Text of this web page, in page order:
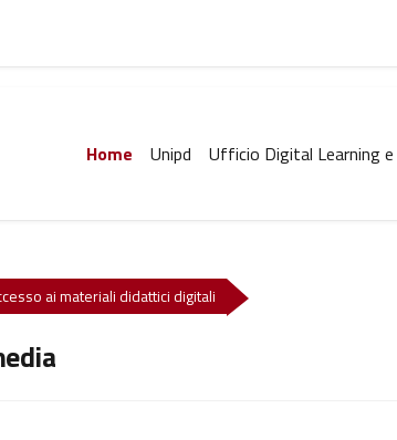
Home Unipd Ufficio Digital Learning
ai materiali didattici digitali